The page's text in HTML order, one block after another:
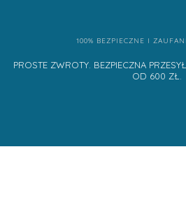
100% BEZPIECZNE I
PROSTE ZWROTY. BEZPIECZNA
OD 600 ZŁ.